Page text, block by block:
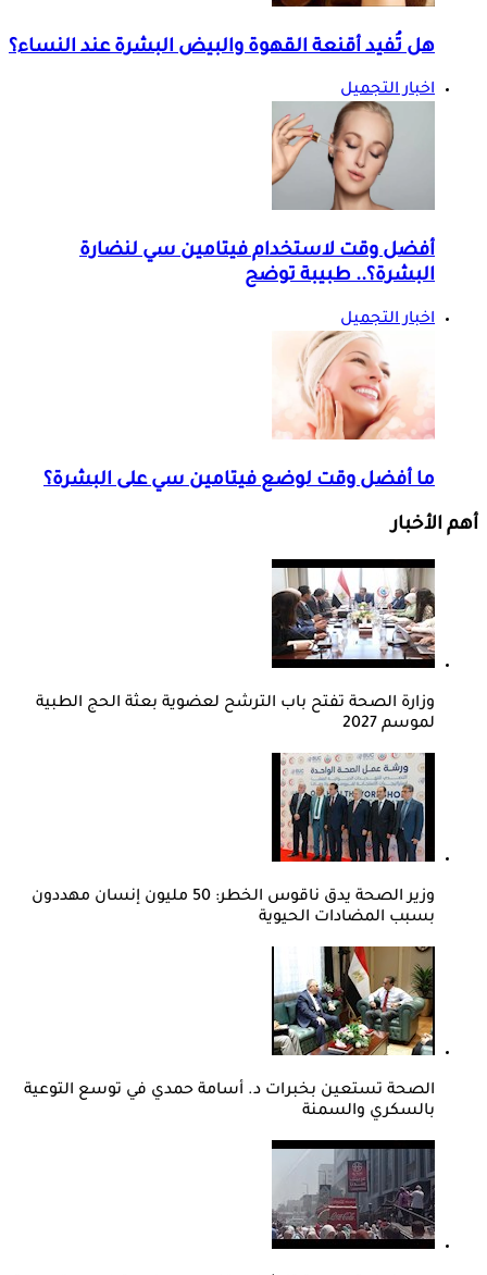
هل تُفيد أقنعة القهوة والبيض البشرة عند النساء؟
اخبار التجميل
أفضل وقت لاستخدام فيتامين سي لنضارة
البشرة؟.. طبيبة توضح
اخبار التجميل
ما أفضل وقت لوضع فيتامين سي على البشرة؟
أهم الأخبار
وزارة الصحة تفتح باب الترشح لعضوية بعثة الحج الطبية
لموسم 2027
وزير الصحة يدق ناقوس الخطر: 50 مليون إنسان مهددون
بسبب المضادات الحيوية
الصحة تستعين بخبرات د. أسامة حمدي في توسع التوعية
بالسكري والسمنة